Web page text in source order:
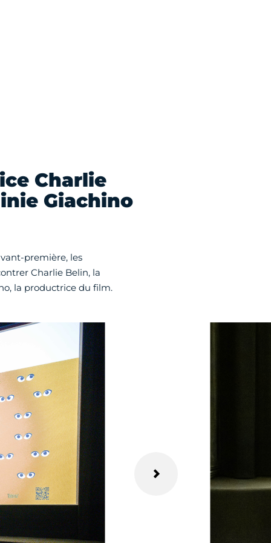
Charlie
Giachino
première, les
Charlie Belin, la
la productrice du film.